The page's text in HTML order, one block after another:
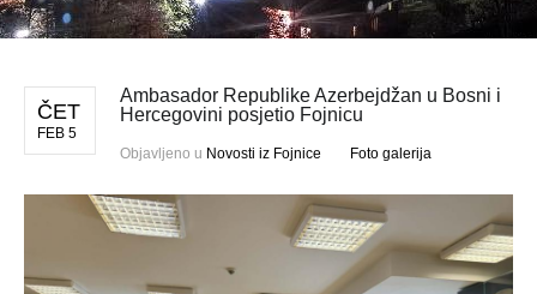
ČET
FEB 5
Ambasador Republike Azerbejdžan u Bosni i
Hercegovini posjetio Fojnicu
Objavljeno u Novosti iz Fojnice Foto galerija